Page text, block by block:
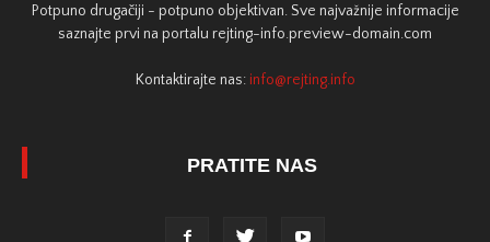
Potpuno drugačiji - potpuno objektivan. Sve najvažnije informacije
saznajte prvi na portalu rejting-info.preview-domain.com
Kontaktirajte nas: info@rejting.info
PRATITE NAS